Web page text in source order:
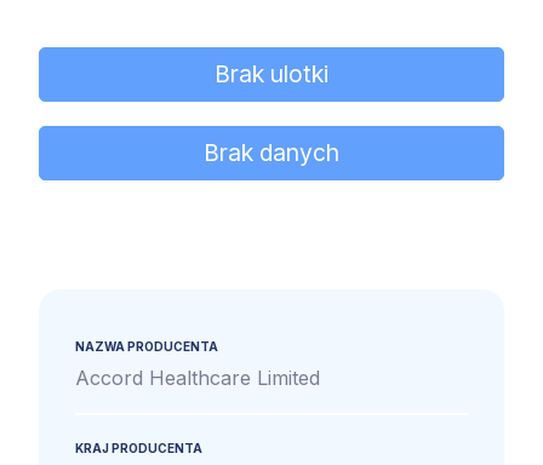
Brak ulotki
Brak danych
NAZWA PRODUCENTA
Accord Healthcare Limited
KRAJ PRODUCENTA